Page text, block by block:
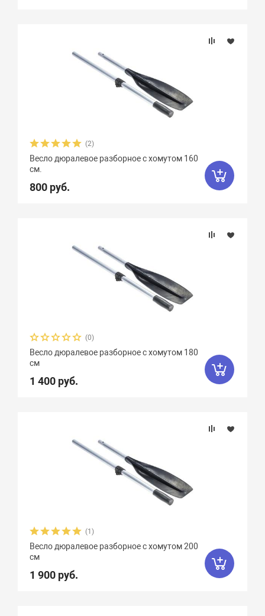
(2)
Весло дюралевое разборное с хомутом 160
см.
800 руб.
(0)
Весло дюралевое разборное с хомутом 180
см
1 400 руб.
(1)
Весло дюралевое разборное с хомутом 200
см
1 900 руб.